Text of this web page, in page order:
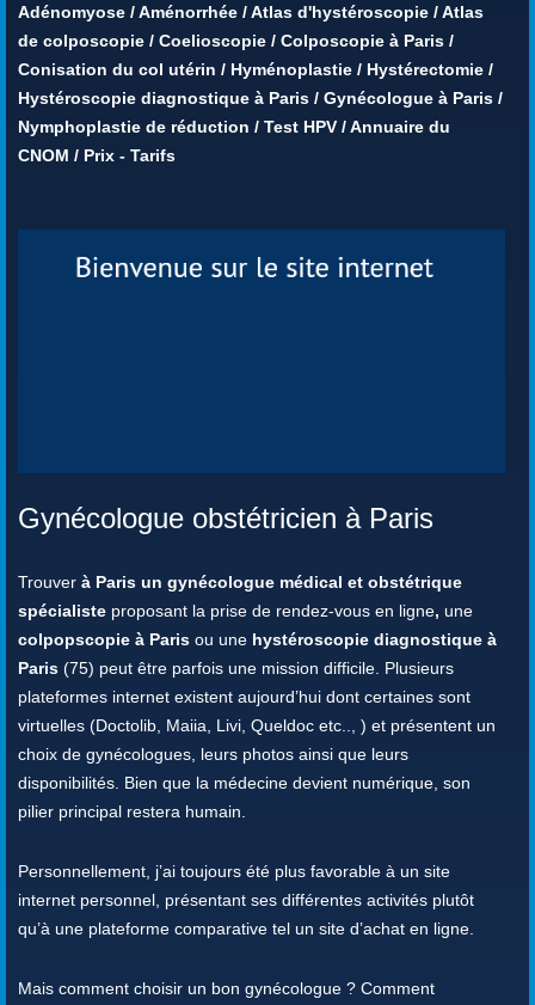
Adénomyose /Aménorrhée /Atlas d'hystéroscopie /Atlas
de colposcopie / Coelioscopie / Colposcopie à Paris /
Conisation du col utérin / Hyménoplastie / Hystérectomie /
Hystéroscopie diagnostique à Paris / Gynécologue à Paris /
Nymphoplastie de réduction / Test HPV /Annuaire du
CNOM / Prix - Tarifs
Gynécologue obstétricien à Paris
Trouver à Paris un gynécologue médical et obstétrique
spécialiste proposant la prise de rendez-vous en ligne, une
colpopscopie à Paris ou une hystéroscopie diagnostique à
Paris (75) peut être parfois une mission difficile. Plusieurs
plateformes internet existent aujourd’hui dont certaines sont
virtuelles (Doctolib, Maiia, Livi, Queldoc etc.., ) et présentent un
choix de gynécologues, leurs photos ainsi que leurs
disponibilités. Bien que la médecine devient numérique, son
pilier principal restera humain.
Personnellement, j’ai toujours été plus favorable à un site
internet personnel, présentant ses différentes activités plutôt
qu’à une plateforme comparative tel un site d’achat en ligne.
Mais comment choisir un bon gynécologue ? Comment